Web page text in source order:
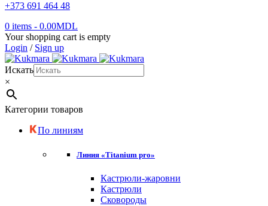
+373 691 464 48
0 items - 0.00MDL
Your shopping cart is empty
Login / Sign up
Искать
×
Категории товаров
По линиям
Линия «Titanium pro»
Кастрюли-жаровни
Кастрюли
Сковороды